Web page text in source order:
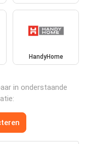
HandyHome
in onderstaande